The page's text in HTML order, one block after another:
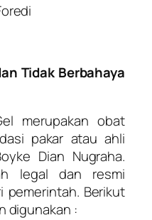
Tidak Berbahaya
merupakan obat
pakar atau ahli
Dian Nugraha.
legal dan resmi
pemerintah. Berikut
digunakan :